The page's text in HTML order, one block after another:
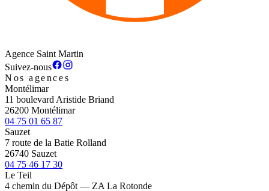
Agence Saint Martin
Suivez-nous
Nos agences
Montélimar
11 boulevard Aristide Briand
26200 Montélimar
04 75 01 65 87
Sauzet
7 route de la Batie Rolland
26740 Sauzet
04 75 46 17 30
Le Teil
4 chemin du Dépôt — ZA La Rotonde